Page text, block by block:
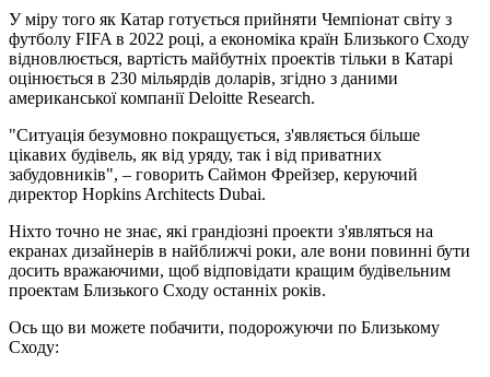
У міру того як Катар готується прийняти Чемпіонат світу з
футболу FIFA в 2022 році, а економіка країн Близького Сходу
відновлюється, вартість майбутніх проектів тільки в Катарі
оцінюється в 230 мільярдів доларів, згідно з даними
американської компанії Deloitte Research.
"Ситуація безумовно покращується, з'являється більше
цікавих будівель, як від уряду, так і від приватних
забудовників", – говорить Саймон Фрейзер, керуючий
директор Hopkins Architects Dubai.
Ніхто точно не знає, які грандіозні проекти з'являться на
екранах дизайнерів в найближчі роки, але вони повинні бути
досить вражаючими, щоб відповідати кращим будівельним
проектам Близького Сходу останніх років.
Ось що ви можете побачити, подорожуючи по Близькому
Сходу: